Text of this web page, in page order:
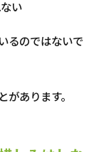
い
るのではないで
あります。